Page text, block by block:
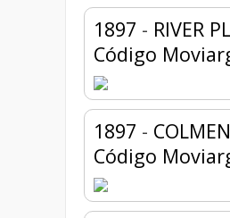
1897 - RIVER
Código
1897 -
Código